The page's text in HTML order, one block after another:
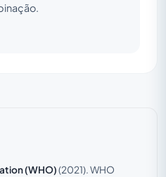
(WHO)(2021).WHO